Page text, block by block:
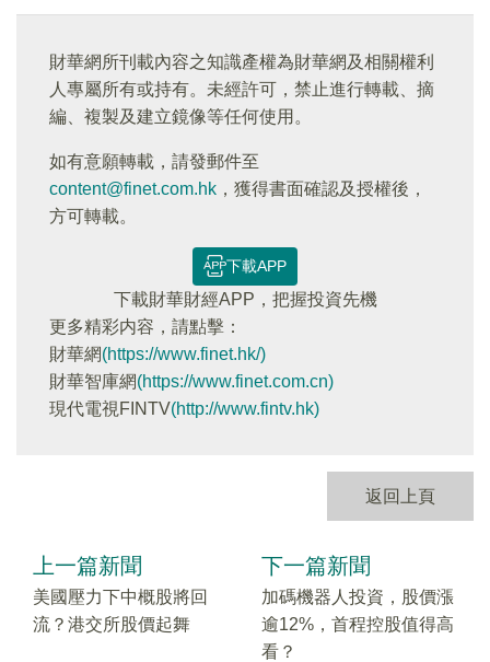
財華網所刊載內容之知識產權為財華網及相關權利
人專屬所有或持有。未經許可，禁止進行轉載、摘
編、複製及建立鏡像等任何使用。
如有意願轉載，請發郵件至
content@finet.com.hk ，獲得書面確認及授權後，
方可轉載。
下載APP
下載財華財經APP，把握投資先機
更多精彩内容，請點擊：
財華網(https://www.finet.hk/)
財華智庫網(https://www.finet.com.cn)
現代電視FINTV(http://www.fintv.hk)
返回上頁
上一篇新聞
美國壓力下中概股將回
流？港交所股價起舞
下一篇新聞
加碼機器人投資，股價漲
逾12%，首程控股值得高
看？